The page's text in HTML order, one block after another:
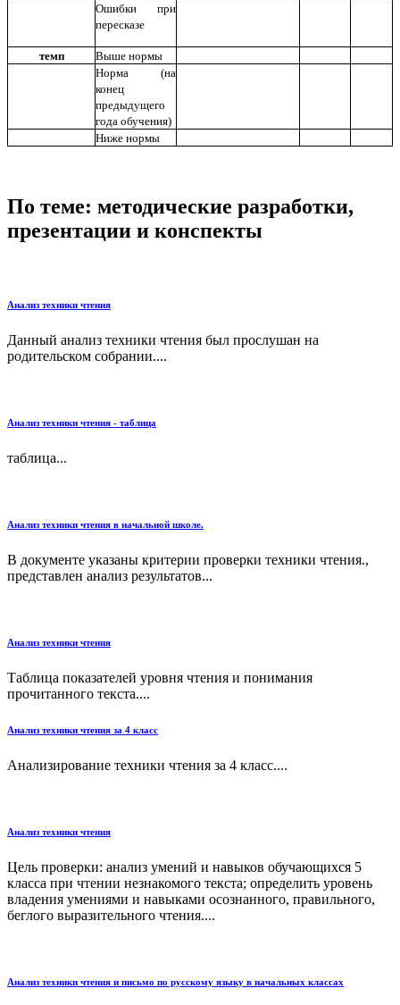
Ошибки при
пересказе
темп
Выше нормы
Норма (на
конец
предыдущего
года обучения)
Ниже нормы
По теме: методические разработки,
презентации и конспекты
Анализ техники чтения
Данный анализ техники чтения был прослушан на
родительском собрании....
Анализ техники чтения - таблица
таблица...
Анализ техники чтения в начальной школе.
В документе указаны критерии проверки техники чтения.,
представлен анализ результатов...
Анализ техники чтения
Таблица показателей уровня чтения и понимания
прочитанного текста....
Анализ техники чтения за 4 класс
Анализирование техники чтения за 4 класс....
Анализ техники чтения
Цель проверки: анализ умений и навыков обучающихся 5
класса при чтении незнакомого текста; определить уровень
владения умениями и навыками осознанного, правильного,
беглого выразительного чтения....
Анализ техники чтения и письмо по русскому языку в начальных классах